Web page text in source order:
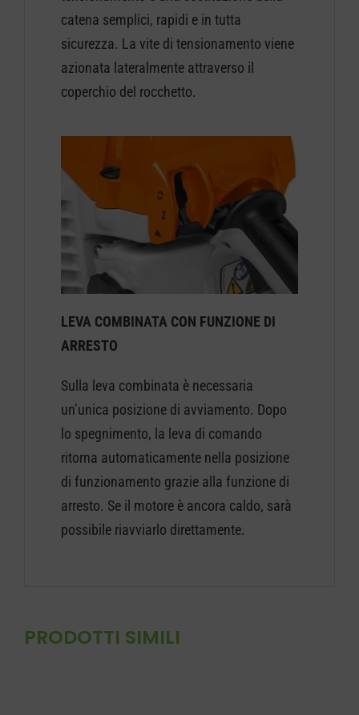
catena semplici, rapidi e in tutta
sicurezza. La vite di tensionamento viene
azionata lateralmente attraverso il
coperchio del rocchetto.
LEVA COMBINATA CON FUNZIONE DI
ARRESTO
Sulla leva combinata è necessaria
un’unica posizione di avviamento. Dopo
lo spegnimento, la leva di comando
ritorna automaticamente nella posizione
di funzionamento grazie alla funzione di
arresto. Se il motore è ancora caldo, sarà
possibile riavviarlo direttamente.
PRODOTTI SIMILI